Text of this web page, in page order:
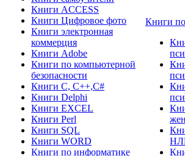
Книги ACCESS
Книги Цифровое фото
Книги электронная
коммерция
Книги Adobe
Книги по компьютерной
безопасности
Книги C, C++,С#
Книги Delphi
Книги EXCEL
Книги Perl
Книги SQL
Книги WORD
Книги по информатике
Книги